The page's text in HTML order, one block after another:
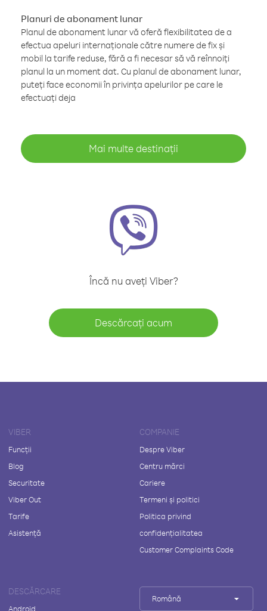
Planuri de abonament lunar
Planul de abonament lunar vă oferă flexibilitatea de a
efectua apeluri internaționale către numere de fix și
mobil la tarife reduse, fără a fi necesar să vă reînnoiți
planul la un moment dat. Cu planul de abonament lunar,
puteți face economii în privința apelurilor pe care le
efectuați deja
Mai multe destinații
Încă nu aveți Viber?
Descărcați acum
VIBER
Funcții
Blog
Securitate
Viber Out
Tarife
Asistență
COMPANIE
Despre Viber
Centru mărci
Cariere
Termeni și politici
Politica privind
confidențialitatea
Customer Complaints Code
DESCĂRCARE
Android
Română